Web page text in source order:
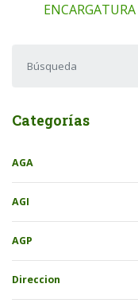
Categorías
AGA
AGI
AGP
Direccion